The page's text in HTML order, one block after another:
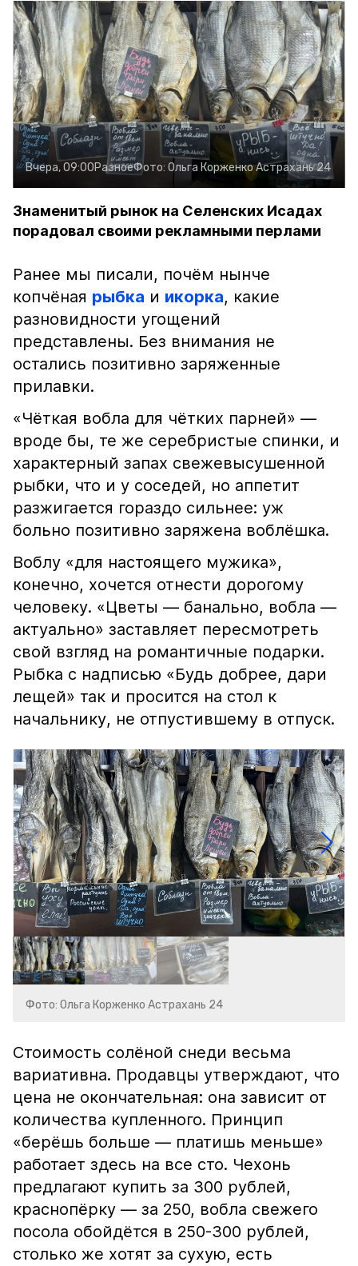
Вчера, 09:00РазноеФото: Ольга КорженкоАстрахань 24
Знаменитый рынок на Селенских Исадах
порадовал своими рекламными перлами
Ранее мы писали, почём нынче
копчёная рыбка и икорка, какие
разновидности угощений
представлены. Без внимания не
остались позитивно заряженные
прилавки.
«Чёткая вобла для чётких парней» —
вроде бы, те же серебристые спинки, и
характерный запах свежевысушенной
рыбки, что и у соседей, но аппетит
разжигается гораздо сильнее: уж
больно позитивно заряжена воблёшка.
Воблу «для настоящего мужика»,
конечно, хочется отнести дорогому
человеку. «Цветы — банально, вобла —
актуально» заставляет пересмотреть
свой взгляд на романтичные подарки.
Рыбка с надписью «Будь добрее, дари
лещей» так и просится на стол к
начальнику, не отпустившему в отпуск.
Фото: Ольга Корженко Астрахань 24
Стоимость солёной снеди весьма
вариативна. Продавцы утверждают, что
цена не окончательная: она зависит от
количества купленного. Принцип
«берёшь больше — платишь меньше»
работает здесь на все сто. Чехонь
предлагают купить за 300 рублей,
краснопёрку — за 250, вобла свежего
посола обойдётся в 250-300 рублей,
столько же хотят за сухую, есть